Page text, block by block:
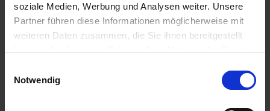
soziale Medien, Werbung und Analysen weiter. Unsere
Partner führen diese Informationen möglicherweise mit
weiteren Daten zusammen, die Sie ihnen bereitgestellt
haben oder die sie im Rahmen Ihrer Nutzung der Dienste
Cookies, wenn Sie unsere Webseite weiterhin nutzen.
Notwendig
part no.: 4654203
Bag Classic is the ideal motorcycle...